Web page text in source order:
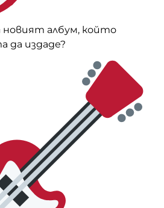
новият албум, който
да издаде?